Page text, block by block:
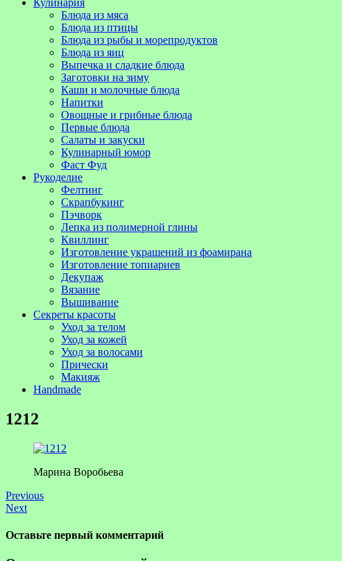
Кулинария
Блюда из мяса
Блюда из птицы
Блюда из рыбы и морепродуктов
Блюда из яиц
Выпечка и сладкие блюда
Заготовки на зиму
Каши и молочные блюда
Напитки
Овощные и грибные блюда
Первые блюда
Салаты и закуски
Кулинарный юмор
Фаст Фуд
Рукоделие
Фелтинг
Скрапбукинг
Пэчворк
Лепка из полимерной глины
Квиллинг
Изготовление украшений из фоамирана
Изготовление топиариев
Декупаж
Вязание
Вышивание
Секреты красоты
Уход за телом
Уход за кожей
Уход за волосами
Прически
Макияж
Handmade
1212
Марина Воробьева
Previous
Next
Оставьте первый комментарий